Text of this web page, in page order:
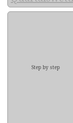
Step by step